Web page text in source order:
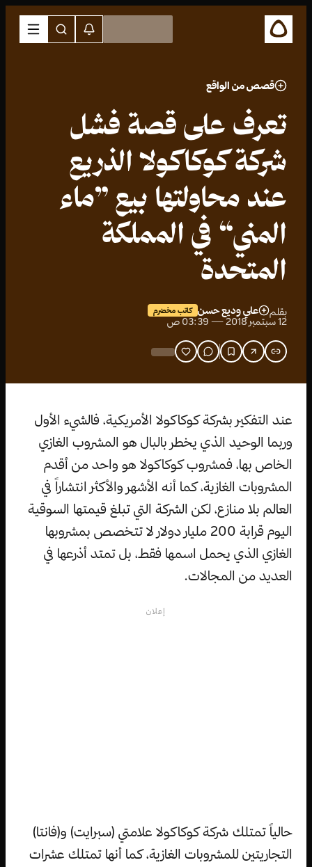
قصص من الواقع
تعرف على قصة فشل
شركة كوكاكولا الذريع
عند محاولتها بيع ”ماء
المني“ في المملكة
المتحدة
بقلم علي وديع حسن كاتب مخضرم
12 سبتمبر 2018 — 03:39 ص
عند التفكير بشركة كوكاكولا الأمريكية، فالشيء الأول
وربما الوحيد الذي يخطر بالبال هو المشروب الغازي
الخاص بها، فمشروب كوكاكولا هو واحد من أقدم
المشروبات الغازية، كما أنه الأشهر والأكثر انتشاراً في
العالم بلا منازع، لكن الشركة التي تبلغ قيمتها السوقية
اليوم قرابة 200 مليار دولار لا تتخصص بمشروبها
الغازي الذي يحمل اسمها فقط، بل تمتد أذرعها في
العديد من المجالات.
إعلان
حالياً تمتلك شركة كوكاكولا علامتي (سبرايت) و(فانتا)
التجاريتين للمشروبات الغازية، كما أنها تمتلك عشرات